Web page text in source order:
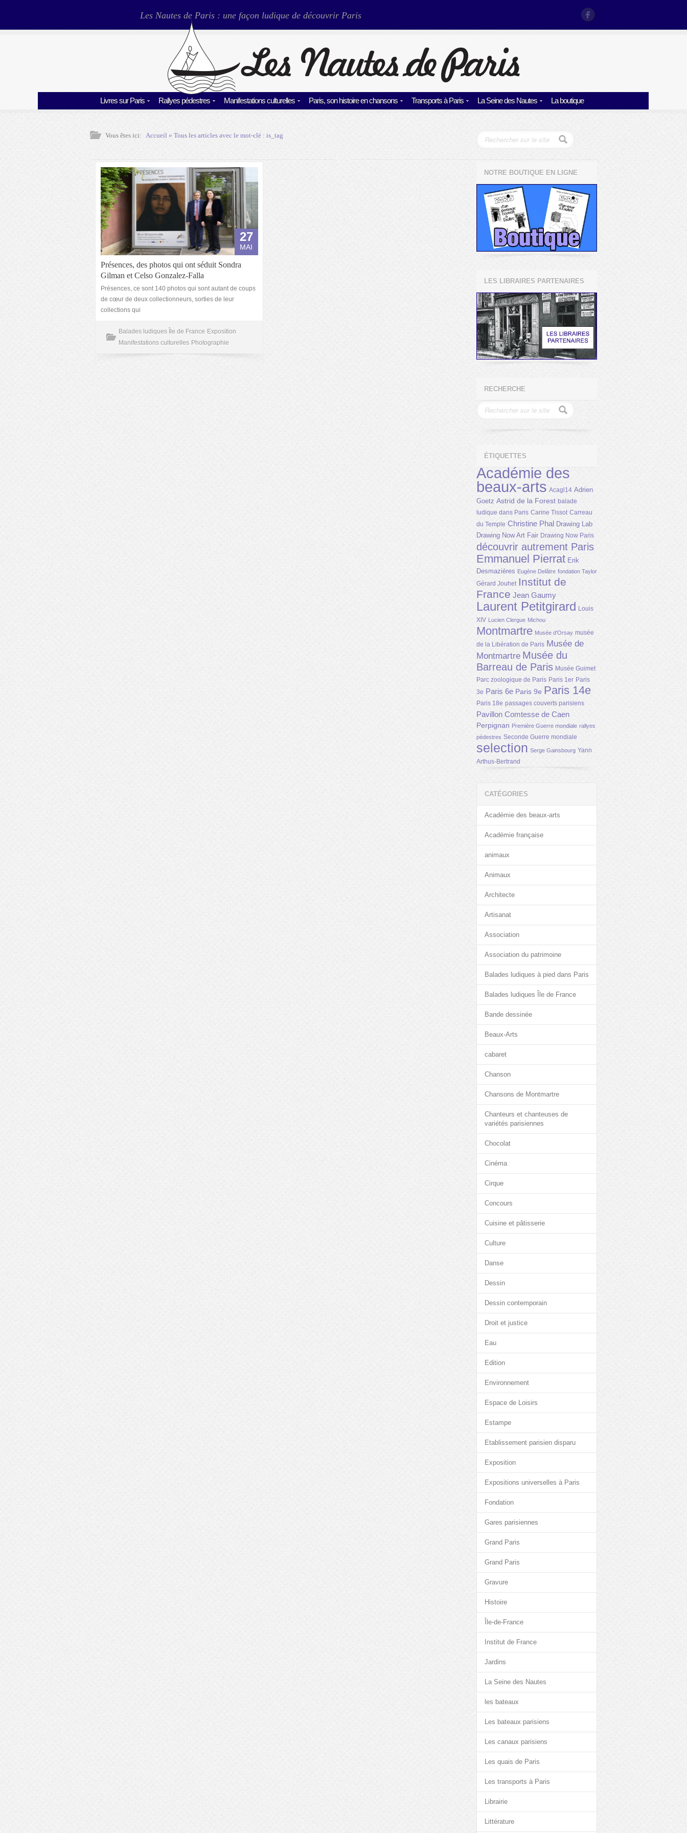
Les Nautes de Paris : une façon ludique de découvrir Paris
Livres sur Paris Rallyes pédestres Manifestations culturelles Paris, son histoire en chansons Transports à Paris La Seine des Nautes La boutique
Vous êtes ici: Accueil» Tous les articles avec le mot-clé :is_tag
27
MAI
Présences, des photos qui ont séduit Sondra
Gilman et Celso Gonzalez-Falla
Présences, ce sont 140 photos qui sont autant de coups
de cœur de deux collectionneurs, sorties de leur
collections qui
Balades ludiques Île de France Exposition
Manifestations culturelles Photographie
NOTRE BOUTIQUE EN LIGNE
LES LIBRAIRES PARTENAIRES
RECHERCHE
ÉTIQUETTES
Académie des
beaux-arts Acagl14 Adrien
Goetz Astrid de la Forest balade
ludique dans Paris Carine Tissot Carreau
du Temple Christine Phal Drawing Lab
Drawing Now Art Fair Drawing Now Paris
découvrir autrement Paris
Emmanuel Pierrat Erik
Desmazières Eugène Delâtre fondation Taylor
Gérard Jouhet Institut de
France Jean Gaumy
Laurent Petitgirard Louis
XIV Lucien Clergue Michou
Montmartre Musée d'Orsay musée
de la Libération de Paris Musée de
Montmartre Musée du
Barreau de Paris Musée Guimet
Parc zoologique de Paris Paris 1er Paris
3e Paris 6e Paris 9e Paris 14e
Paris 18e passages couverts parisiens
Pavillon Comtesse de Caen
Perpignan Première Guerre mondiale rallyes
pédestres Seconde Guerre mondiale
selection Serge Gainsbourg Yann
Arthus-Bertrand
CATÉGORIES
Académie des beaux-arts
Académie française
animaux
Animaux
Architecte
Artisanat
Association
Association du patrimoine
Balades ludiques à pied dans Paris
Balades ludiques Île de France
Bande dessinée
Beaux-Arts
cabaret
Chanson
Chansons de Montmartre
Chanteurs et chanteuses de
variétés parisiennes
Chocolat
Cinéma
Cirque
Concours
Cuisine et pâtisserie
Culture
Danse
Dessin
Dessin contemporain
Droit et justice
Eau
Edition
Environnement
Espace de Loisirs
Estampe
Etablissement parisien disparu
Exposition
Expositions universelles à Paris
Fondation
Gares parisiennes
Grand Paris
Grand Paris
Gravure
Histoire
Île-de-France
Institut de France
Jardins
La Seine des Nautes
les bateaux
Les bateaux parisiens
Les canaux parisiens
Les quais de Paris
Les transports à Paris
Librairie
Littérature